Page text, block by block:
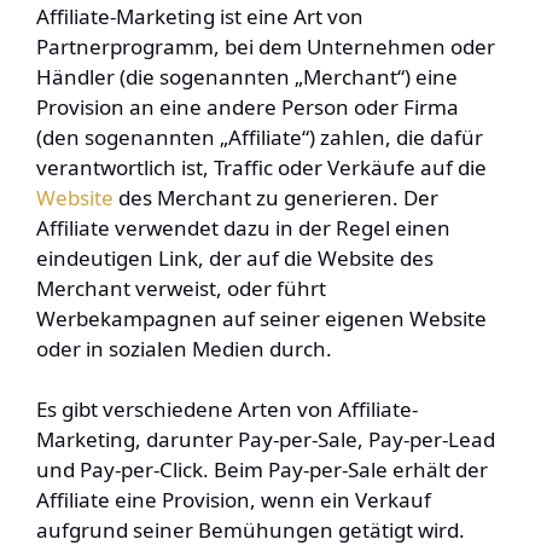
Affiliate-Marketing ist eine Art von
Partnerprogramm, bei dem Unternehmen oder
Händler (die sogenannten „Merchant“) eine
Provision an eine andere Person oder Firma
(den sogenannten „Affiliate“) zahlen, die dafür
verantwortlich ist, Traffic oder Verkäufe auf die
Website des Merchant zu generieren. Der
Affiliate verwendet dazu in der Regel einen
eindeutigen Link, der auf die Website des
Merchant verweist, oder führt
Werbekampagnen auf seiner eigenen Website
oder in sozialen Medien durch.
Es gibt verschiedene Arten von Affiliate-
Marketing, darunter Pay-per-Sale, Pay-per-Lead
und Pay-per-Click. Beim Pay-per-Sale erhält der
Affiliate eine Provision, wenn ein Verkauf
aufgrund seiner Bemühungen getätigt wird.